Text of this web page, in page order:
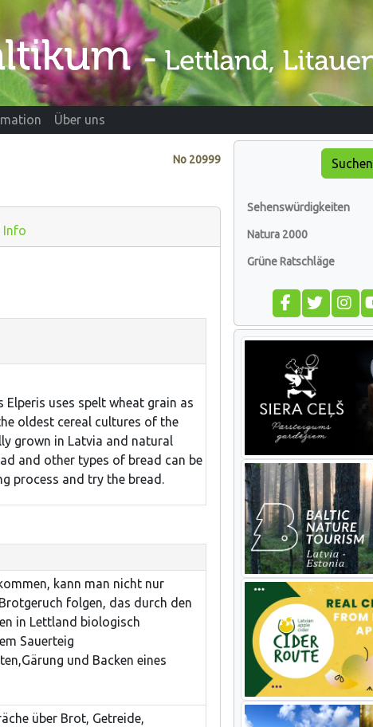
Über uns
No 20999
Info
uses spelt wheat grain as
oldest cereal cultures of the
grown in Latvia and natural
and other types of bread can be
process and try the bread.
kann man nicht nur
folgen, das durch den
in Lettland biologisch
Sauerteig
und Backen eines
über Brot, Getreide,
Suchen
Sehenswürdigkeiten
Natura 2000
Grüne Ratschläge